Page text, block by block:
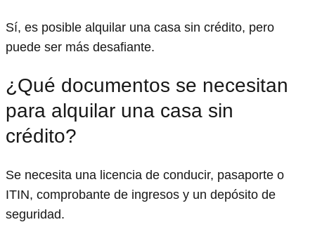
Sí, es posible alquilar una casa sin crédito, pero
puede ser más desafiante.
¿Qué documentos se necesitan
para alquilar una casa sin
crédito?
Se necesita una licencia de conducir, pasaporte o
ITIN, comprobante de ingresos y un depósito de
seguridad.